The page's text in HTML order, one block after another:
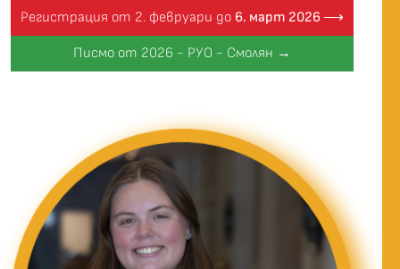
Регистрация от 2. февруари до 6. март 2026 ⟶
Писмо от 2026 - РУО - Смолян →